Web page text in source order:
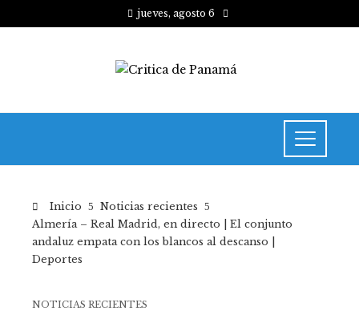
jueves, agosto 6
Inicio
Noticias recientes
Almería – Real Madrid, en directo | El conjunto
andaluz empata con los blancos al descanso |
Deportes
NOTICIAS RECIENTES